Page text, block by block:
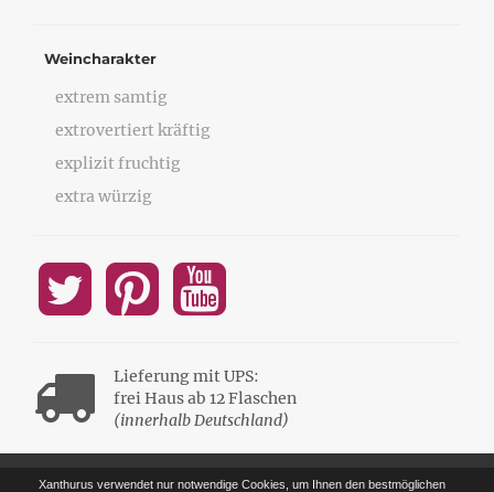
Weincharakter
extrem samtig
extrovertiert kräftig
explizit fruchtig
extra würzig
Lieferung mit UPS:
frei Haus ab 12 Flaschen
(innerhalb Deutschland)
Xanthurus verwendet nur notwendige Cookies, um Ihnen den bestmöglichen